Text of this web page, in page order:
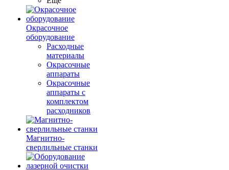
Окрасочное
оборудование
Расходные
материалы
Окрасочные
аппараты
Окрасочные
аппараты с
комплектом
расходников
Магнитно-
сверлильные станки